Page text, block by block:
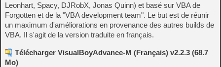
Leonhart, Spacy, DJRobX, Jonas Quinn) et basé sur VBA de
Forgotten et de la "VBA development team". Le but est de réunir
un maximum d'améliorations en provenance des autres builds de
VBA. Il s'agit de la version traduite en français.
Télécharger VisualBoyAdvance-M (Français) v2.2.3 (68.7
Mo)